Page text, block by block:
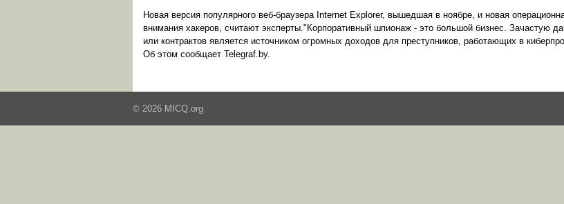
Новая версия популярного веб-браузера Internet Explorer, вышедшая в ноябре, и новая
внимания хакеров, считают эксперты."Корпоративный шпионаж - это большой бизнес. Зачастую
или контрактов является источником огромных доходов для преступников, работающих в
Об этом сообщает Telegraf.by.
© 2026 MICQ.org